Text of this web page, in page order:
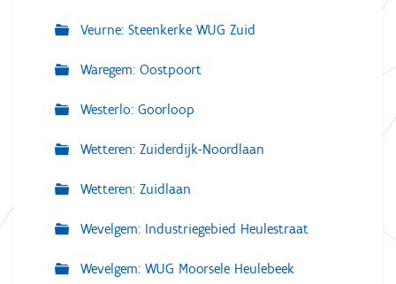
Veurne: Steenkerke WUG Zuid
Waregem: Oostpoort
Westerlo: Goorloop
Wetteren: Zuiderdijk-Noordlaan
Wetteren: Zuidlaan
Wevelgem: Industriegebied Heulestraat
Wevelgem: WUG Moorsele Heulebeek